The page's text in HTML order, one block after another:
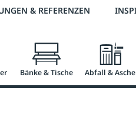
& REFERENZEN
Bänke & Tische Abfall &